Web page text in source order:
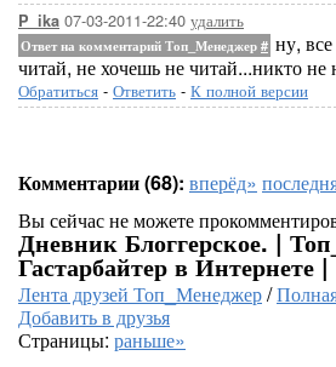
P_ika 07-03-2011-22:40 удалить
Ответ на комментарий Топ_Менеджер # ну,
читай, не хочешь не читай...никто не
Обратиться - Ответить - К полной версии
Комментарии (68): вперёд»
Вы сейчас не можете
Дневник Блоггерское. |
Гастарбайтер в Интернете |
Лента друзей Топ_Менеджер/
Добавить в друзья
Страницы: раньше»